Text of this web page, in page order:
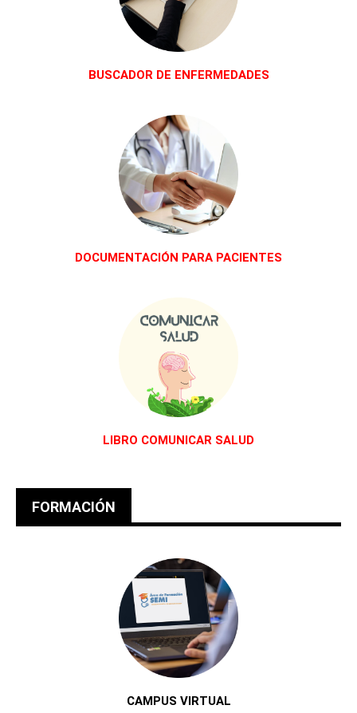
BUSCADOR DE ENFERMEDADES
DOCUMENTACIÓN PARA PACIENTES
LIBRO COMUNICAR SALUD
FORMACIÓN
CAMPUS VIRTUAL